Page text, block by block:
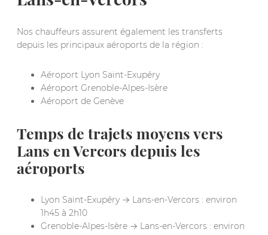
Nos chauffeurs assurent également les transferts
depuis les principaux aéroports de la région :
Aéroport Lyon Saint-Exupéry
Aéroport Grenoble-Alpes-Isère
Aéroport de Genève
Temps de trajets moyens vers
Lans en Vercors depuis les
aéroports
Lyon Saint-Exupéry → Lans-en-Vercors : environ
1h45 à 2h10
Grenoble-Alpes-Isère → Lans-en-Vercors : environ